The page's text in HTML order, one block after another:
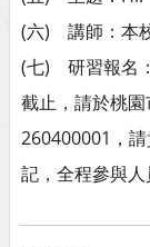
(六) 講師：本
(七) 研習報名
截止，請於桃
260400001，
記，全程參與人